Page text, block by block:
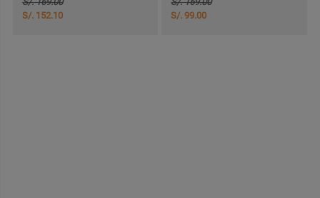
S/. 152.10
S/. 99.00